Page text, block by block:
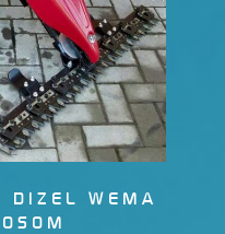
DIZEL WEMA